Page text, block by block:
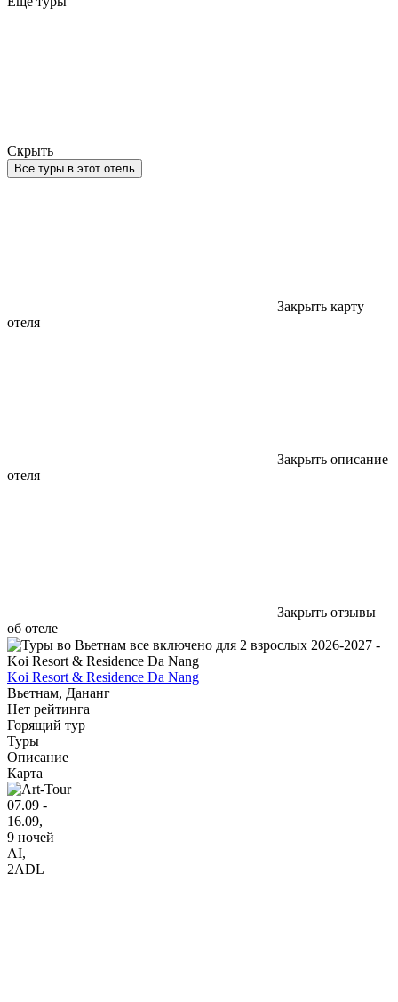
Скрыть
Все туры в этот отель
Закрыть карту
отеля
Закрыть описание
отеля
Закрыть отзывы
об отеле
Koi Resort & Residence Da Nang
Вьетнам, Дананг
Нет рейтинга
Горящий тур
Туры
Описание
Карта
07.09 -
16.09,
9 ночей
AI,
2ADL